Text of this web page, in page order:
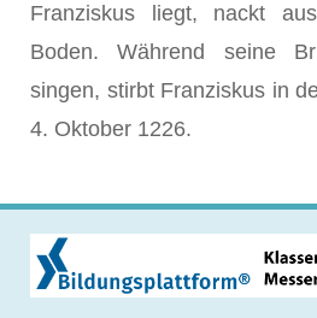
Franziskus liegt, nackt
Boden. Während seine
singen, stirbt Franziskus in
4. Oktober 1226.